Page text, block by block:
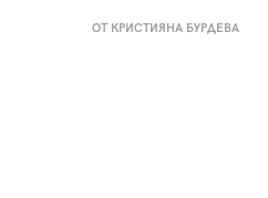
ОТ КРИСТИЯНА БУРДЕВА